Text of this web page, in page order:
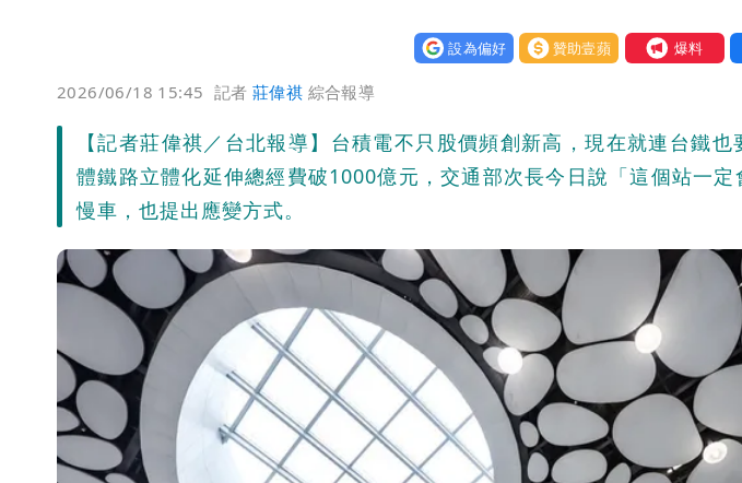
設為偏好 贊助壹蘋 我要爆料
2026/06/18 15:45 記者莊偉祺 綜合報導
【記者莊偉祺／台北報導】台積電不只股價頻創新高，現在就連台鐵
體鐵路立體化延伸總經費破1000億元，交通部次長今日說「這個站一
慢車，也提出應變方式。